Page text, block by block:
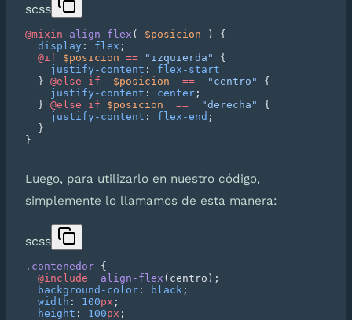
scss
@mixin align-flex ( $posicion
  display
: flex
  @if
$posicion == "izquierda"
    justify-content
:
  }
@else if
  $posicion
  ==
  "centro"
    justify-content
: center
  }
@else if $posicion
  ==
  "derecha"
    justify-content
: flex-end
Luego, para utilizarlo en nuestro código,
simplemente lo llamamos de esta manera:
scss
.contenedor
  @include
  align-flex
  background-color
: black
  width
: 100px
  height
: 100px